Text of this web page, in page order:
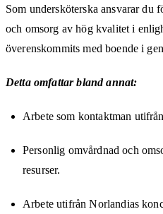
Som undersköterska ansvarar du
och omsorg av hög kvalitet i
överenskommits med boende i
Detta omfattar bland annat:
Arbete som kontaktman
Personlig omvårdnad och
resurser.
Arbete utifrån Norlandias